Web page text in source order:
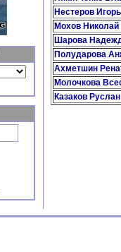
Нестеров Игорь
Мохов Николай
Шарова
Полударова
Ахметшин
Молочкова
Казаков Руслан